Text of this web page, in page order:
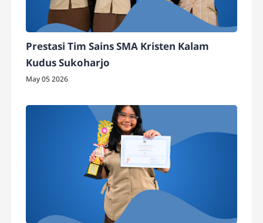
Prestasi Tim Sains SMA Kristen Kalam
Kudus Sukoharjo
May 05 2026